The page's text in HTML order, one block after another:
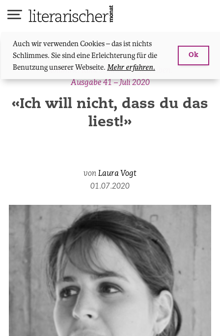
Auch wir verwenden Cookies – das ist nichts
Schlimmes. Sie sind eine Erleichterung für die
Benutzung unserer Webseite. Mehr erfahren.
Ok
Kolumne: Kind schaukeln. Schreiben.
Ausgabe 41 – Juli 2020
«Ich will nicht, dass du das
liest!»
von Laura Vogt
01.07.2020